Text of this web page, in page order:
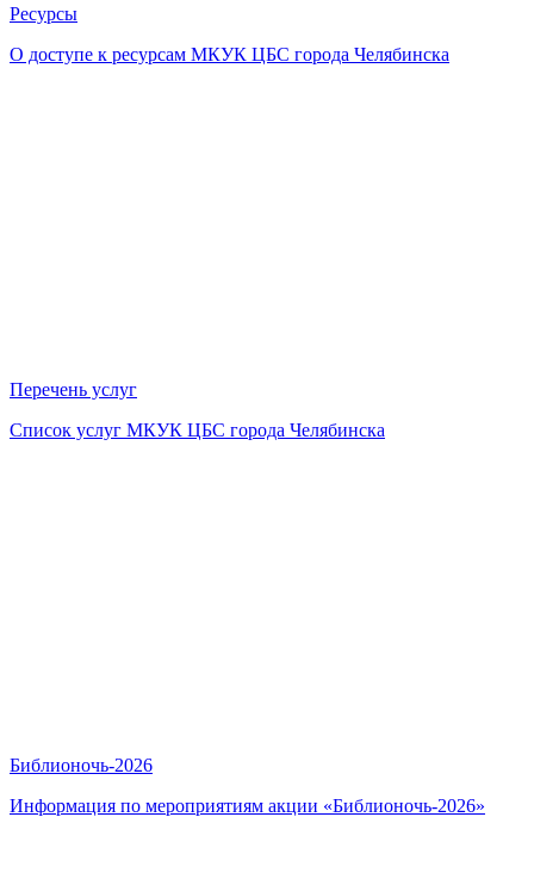
Ресурсы
О доступе к ресурсам МКУК ЦБС города Челябинска
Перечень услуг
Список услуг МКУК ЦБС города Челябинска
Библионочь-2026
Информация по мероприятиям акции «Библионочь-2026»